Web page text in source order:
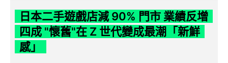
日本二手遊戲店減 90% 門市 業績反增
四成 "懷舊"在 Z 世代變成最潮「新鮮
感」